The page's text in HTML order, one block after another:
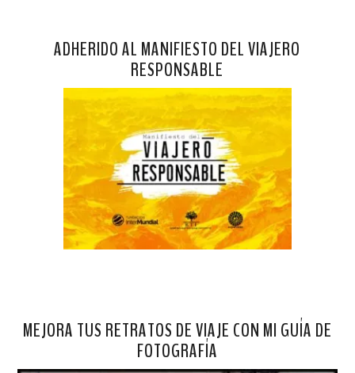
ADHERIDO AL MANIFIESTO DEL VIAJERO
RESPONSABLE
MEJORA TUS RETRATOS DE VIAJE CON MI GUÍA DE
FOTOGRAFÍA